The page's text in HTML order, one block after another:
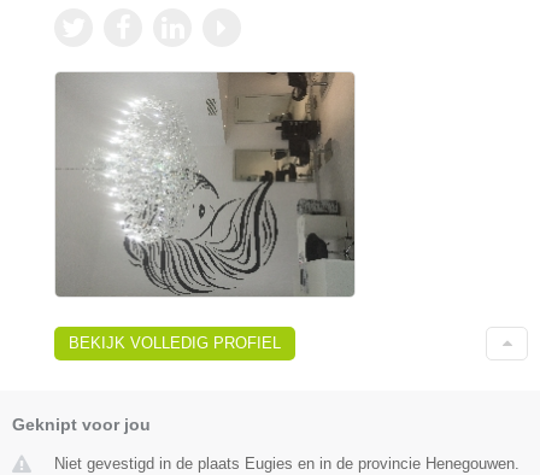
BEKIJK VOLLEDIG PROFIEL
Geknipt voor jou
Niet gevestigd in de plaats Eugies en in de provincie Henegouwen.